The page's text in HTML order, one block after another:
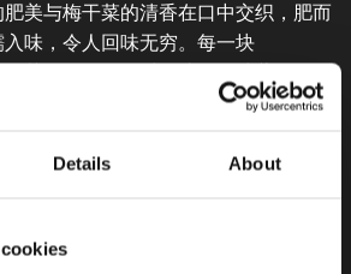
Details About
美与梅干菜的清香在口中交织，肥而
味，令人回味无穷。每一块
非常著名的中餐馆，坐落在水坝广场
您享受今生难忘的用餐体验。